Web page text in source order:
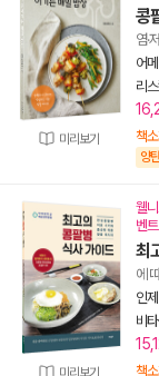
미리보기
콩
염·
어
리
책
양
미리보기
웰
벤
최
에
인
비
책